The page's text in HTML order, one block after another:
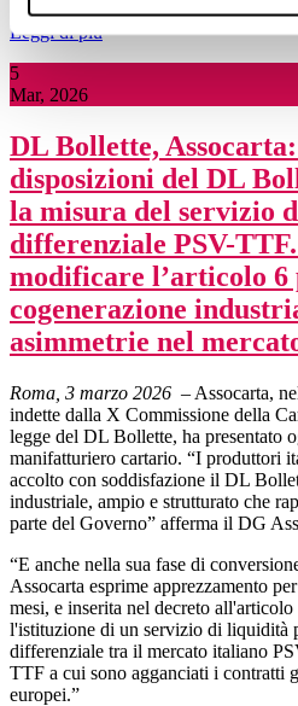
Leggi di più
5
Mar, 2026
DL Bollette,
disposizioni del DL
la misura del servizio
differenziale PSV-
modificare l’articolo
cogenerazione
asimmetrie nel
Roma, 3 marzo 2026 – Assocarta,
indette dalla X Commissione della
legge del DL Bollette, ha presentato
manifatturiero cartario. “I produttori
accolto con soddisfazione il DL
industriale, ampio e strutturato che
parte del Governo” afferma il DG
“E anche nella sua fase di
Assocarta esprime apprezzamento
mesi, e inserita nel decreto
l'istituzione di un servizio di liquidità
differenziale tra il mercato italiano
TTF a cui sono agganciati i contratti
europei.”